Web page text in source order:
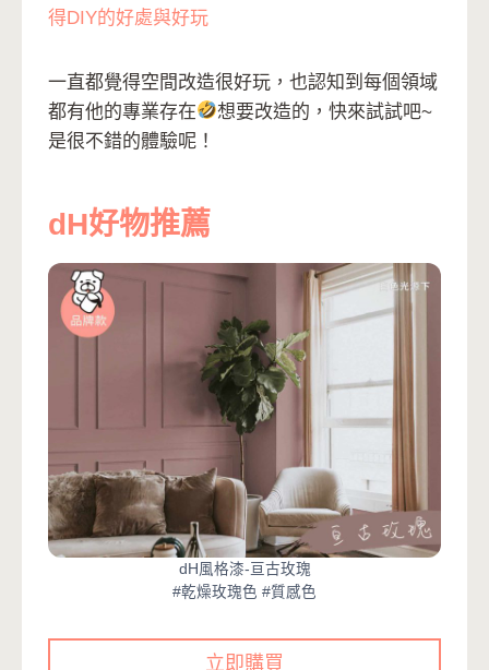
得DIY的好處與好玩
一直都覺得空間改造很好玩，也認知到每個領域
都有他的專業存在
想要改造的，快來試試吧~
是很不錯的體驗呢！
dH好物推薦
dH風格漆-亘古玫瑰
#乾燥玫瑰色 #質感色
立即購買